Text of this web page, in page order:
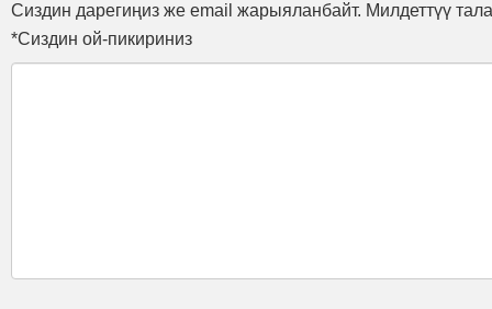
Сиздин дарегиңиз же email жарыяланбайт. Милдеттүү
*Сиздин ой-пикириниз